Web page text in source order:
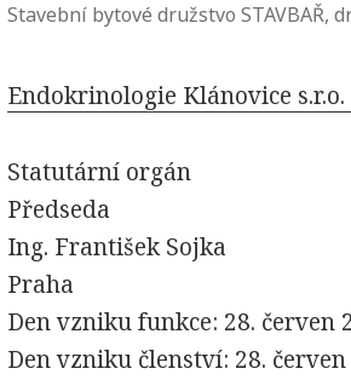
Stavební bytové družstvo STAVBAŘ,
Endokrinologie Klánovice s.r.o.
Statutární orgán
Předseda
Ing. František Sojka
Praha
Den vzniku funkce: 28. červen
Den vzniku členství: 28. červen